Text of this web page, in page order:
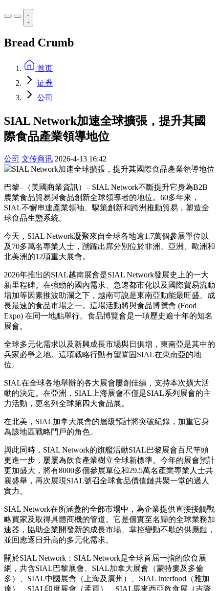
Bread Crumb
首页
证券
公司
SIAL Network加速全球擴張，提升其國
際食品產業領導地位
公司 文传商讯 2026-4-13 16:42
巴黎–（美國商業資訊）– SIAL Network不斷提升它身為B2B
農業食品貿易與食品創新全球領導者的地位。60多年來，
SIAL不懈串連產業領袖、驅策創新和跨洲推動貿易，塑造全
球食品生態系統。
今天，SIAL Network凝聚來自全球各地逾1.7萬個參展單位以
及70多萬名專業人士，踴躍出席分別位於非洲、亞洲、歐洲和
北美洲的12項重大展會。
2026年推出的SIAL越南展會是SIAL Network發展史上的一大
新里程碑。在強勁的國內需求、急速都市化以及國際貿易流動
增加等因素推波助瀾之下，越南可說是東南亞動能最旺盛、成
長最速的食品市場之一。這場活動將與食品博覽會 (Food
Expo) 在同一地點舉行。食品博覽會是一項歷史逾十年的知名
展會。
全球多元化需求以及新興成長市場與日俱增，東南亞是其中的
兵家必爭之地。這項戰略行動有望鞏固SIAL在東南亞的地
位。
SIAL在全球各地舉辦的各大展會屢創佳績，支持本次擴大活
動的決定。在亞洲，SIAL上海展會不僅是SIAL系列展會的主
力活動，更名列全球第四大食品展。
在北美，SIAL加拿大展會的層級預計將突破紀錄，加重它身
為該地區戰略門戶的角色。
與此同時，SIAL Network的旗艦活動SIAL巴黎展會百尺竿頭
更進一步，屢屢為飲食產業樹立全球新標準。今年的展會預計
更加盛大，將有8000多個參展單位和29.5萬名產業專業人士共
襄盛舉，再次展現SIAL號召全球食品價值鏈共聚一堂的過人
實力。
SIAL Network在所涵蓋的全部市場中，為企業提供直接接觸戰
略買家及取得具體商機的管道。它是個實至名歸的全球業務加
速器，協助企業開發新的成長市場、掌控變動不歇的供應鏈，
並回應逐日升高的多元化需求。
關於SIAL Network：SIAL Network是全球首屈一指的飲食展
網，共含SIAL巴黎展會、SIAL加拿大展會（蒙特婁及多倫
多）、SIAL中國展會（上海及廣州）、SIAL Interfood（雅加
達）、SIAL印度展會（孟買）、SIAL馬來西亞飲食展（吉隆